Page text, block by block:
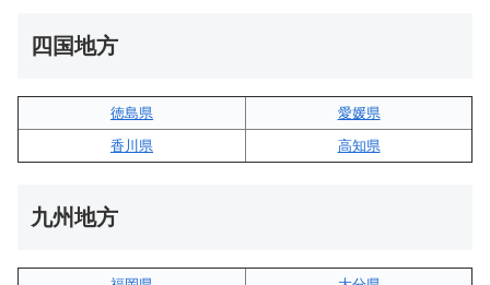
四国地方
徳島県
愛媛県
香川県
高知県
九州地方